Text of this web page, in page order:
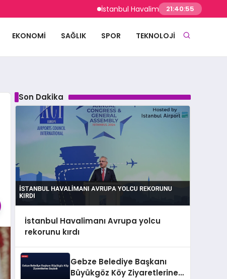
İstanbul Havalimanı Avrupa yolcu
21:40:56
EKONOMI SAĞLIK SPOR TEKNOLOJI
Son Dakika
İstanbul Havalimanı Avrupa yolcu
rekorunu kırdı
Gebze Belediye Başkanı
Büyükgöz Köy Ziyaretlerine